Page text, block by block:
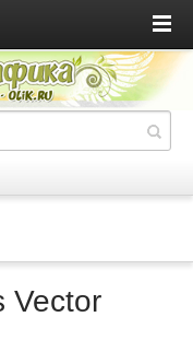
Vector